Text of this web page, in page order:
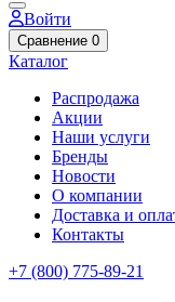
Войти
Сравнение 0
Каталог
Распродажа
Акции
Наши услуги
Бренды
Новости
О компании
Доставка и
Контакты
+7 (800) 775-89-21